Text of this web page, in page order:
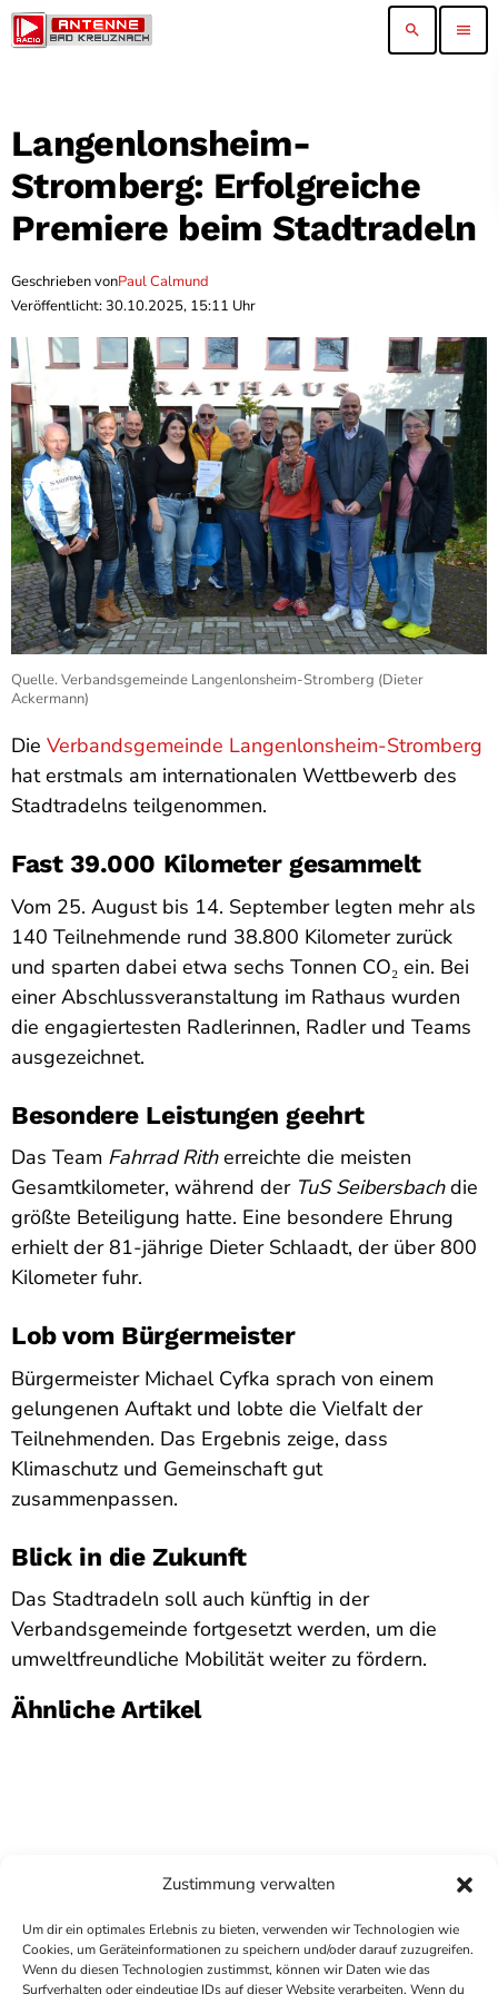
Zustimmung verwalten
Um dir ein optimales Erlebnis zu bieten, verwenden wir Technologien wie
Cookies, um Geräteinformationen zu speichern und/oder darauf zuzugreifen.
Wenn du diesen Technologien zustimmst, können wir Daten wie das
Surfverhalten oder eindeutige IDs auf dieser Website verarbeiten. Wenn du
search menu
Langenlonsheim-
Stromberg: Erfolgreiche
Premiere beim Stadtradeln
Geschrieben vonPaul Calmund
Veröffentlicht: 30.10.2025, 15:11 Uhr
Quelle. Verbandsgemeinde Langenlonsheim-Stromberg (Dieter
Ackermann)
Die Verbandsgemeinde Langenlonsheim-Stromberg
hat erstmals am internationalen Wettbewerb des
Stadtradelns teilgenommen.
Fast 39.000 Kilometer gesammelt
Vom 25. August bis 14. September legten mehr als
140 Teilnehmende rund 38.800 Kilometer zurück
und sparten dabei etwa sechs Tonnen CO₂ ein. Bei
einer Abschlussveranstaltung im Rathaus wurden
die engagiertesten Radlerinnen, Radler und Teams
ausgezeichnet.
Besondere Leistungen geehrt
Das Team Fahrrad Ritherreichte die meisten
Gesamtkilometer, während der TuS Seibersbachdie
größte Beteiligung hatte. Eine besondere Ehrung
erhielt der 81-jährige Dieter Schlaadt, der über 800
Kilometer fuhr.
Lob vom Bürgermeister
Bürgermeister Michael Cyfka sprach von einem
gelungenen Auftakt und lobte die Vielfalt der
Teilnehmenden. Das Ergebnis zeige, dass
Klimaschutz und Gemeinschaft gut
zusammenpassen.
Blick in die Zukunft
Das Stadtradeln soll auch künftig in der
Verbandsgemeinde fortgesetzt werden, um die
umweltfreundliche Mobilität weiter zu fördern.
Ähnliche Artikel